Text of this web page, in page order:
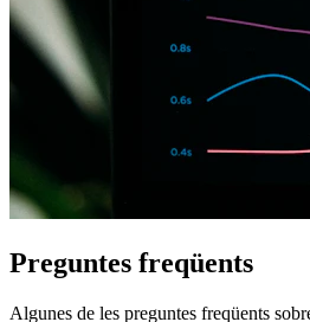
Preguntes freqüents
Algunes de les preguntes freqüents